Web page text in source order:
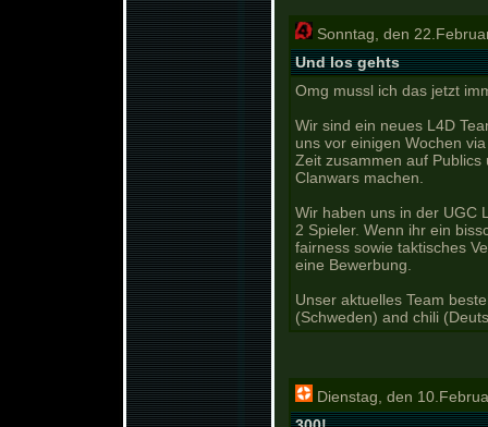
Sonntag, den
Und los gehts
Omg mussl ich das jetzt
Wir sind ein neues L4D
uns vor einigen Wochen
Zeit zusammen auf
Clanwars machen.
Wir haben uns in der UGC
2 Spieler. Wenn ihr ein
fairness sowie taktisches
eine Bewerbung.
Unser aktuelles Team
(Schweden) and chili
Dienstag, den